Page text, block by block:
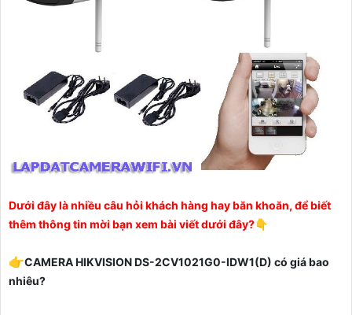
Dưới đây là nhiều câu hỏi khách hàng hay băn khoăn, để biết
thêm thông tin mời bạn xem bài viết dưới đây?👇
👉CAMERA HIKVISION DS-2CV1021G0-IDW1(D) có giá bao
nhiêu?